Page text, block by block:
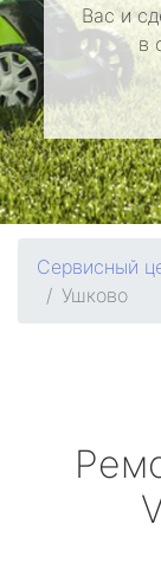
Вас и
в
Сервисный
Ушково